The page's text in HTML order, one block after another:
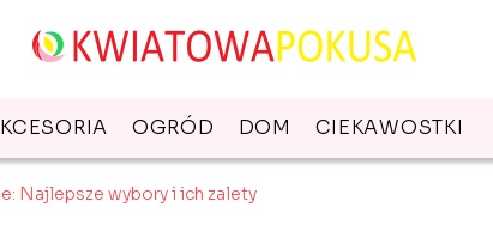
OGRÓD DOM CIEKAWOSTKI
Najlepsze wybory i ich zalety